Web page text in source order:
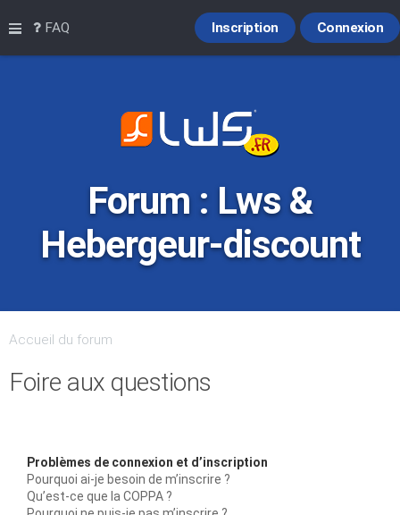
Raccourcis
FAQ Connexion
Inscription
Forum : Lws &
Hebergeur-discount
Accueil du forum
Foire aux questions
Problèmes de connexion et d’inscription
Pourquoi ai-je besoin de m’inscrire ?
Qu’est-ce que la COPPA ?